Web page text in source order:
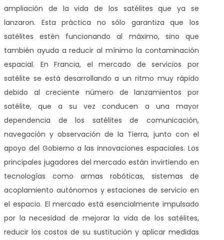
ampliación de la vida de los satélites que ya se
lanzaron. Esta práctica no sólo garantiza que los
satélites estén funcionando al máximo, sino que
también ayuda a reducir al mínimo la contaminación
espacial. En Francia, el mercado de servicios por
satélite se está desarrollando a un ritmo muy rápido
debido al creciente número de lanzamientos por
satélite, que a su vez conducen a una mayor
dependencia de los satélites de comunicación,
navegación y observación de la Tierra, junto con el
apoyo del Gobierno a las innovaciones espaciales. Los
principales jugadores del mercado están invirtiendo en
tecnologías como armas robóticas, sistemas de
acoplamiento autónomos y estaciones de servicio en
el espacio. El mercado está esencialmente impulsado
por la necesidad de mejorar la vida de los satélites,
reducir los costos de su sustitución y aplicar medidas